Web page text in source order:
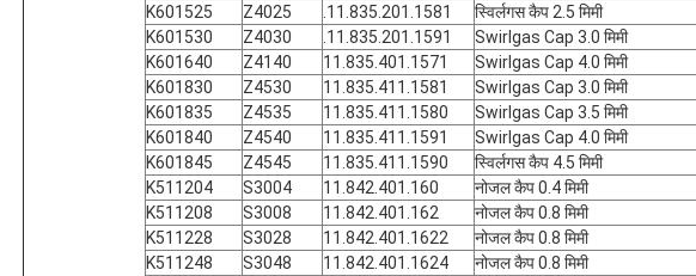
K601525
Z4025 .11.835.201.1581
स्विर्लगस कैप 2.5 मिमी
K601530
Z4030 .11.835.201.1591
Swirlgas Cap 3.0 मिमी
K601640
Z4140 11.835.401.1571
Swirlgas Cap 4.0 मिमी
K601830
Z4530 11.835.411.1581
Swirlgas Cap 3.0 मिमी
K601835
Z4535 11.835.411.1580
Swirlgas Cap 3.5 मिमी
K601840
Z4540 11.835.411.1591
Swirlgas Cap 4.0 मिमी
K601845
Z4545 11.835.411.1590
स्विर्लगस कैप 4.5 मिमी
K511204
S3004 11.842.401.160
नोजल कैप 0.4 मिमी
K511208
S3008 11.842.401.162
नोजल कैप 0.8 मिमी
K511228
S3028 11.842.401.1622
नोजल कैप 0.8 मिमी
K511248
S3048 11.842.401.1624
नोजल कैप 0.8 मिमी